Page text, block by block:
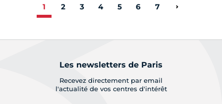
1 2 3 4 5 6 7 Page
Les newsletters de Paris
Recevez directement par email
l'actualité de vos centres d'intérêt